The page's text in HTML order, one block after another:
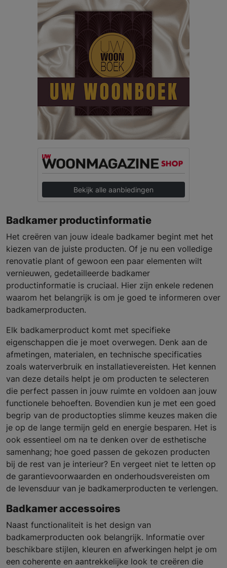
Bekijk alle aanbiedingen
Badkamer productinformatie
Het creëren van jouw ideale badkamer begint met het
kiezen van de juiste producten. Of je nu een volledige
renovatie plant of gewoon een paar elementen wilt
vernieuwen, gedetailleerde badkamer
productinformatie is cruciaal. Hier zijn enkele redenen
waarom het belangrijk is om je goed te informeren over
badkamerproducten.
Elk badkamerproduct komt met specifieke
eigenschappen die je moet overwegen. Denk aan de
afmetingen, materialen, en technische specificaties
zoals waterverbruik en installatievereisten. Het kennen
van deze details helpt je om producten te selecteren
die perfect passen in jouw ruimte en voldoen aan jouw
functionele behoeften. Bovendien kun je met een goed
begrip van de productopties slimme keuzes maken die
je op de lange termijn geld en energie besparen. Het is
ook essentieel om na te denken over de esthetische
samenhang; hoe goed passen de gekozen producten
bij de rest van je interieur? En vergeet niet te letten op
de garantievoorwaarden en onderhoudsvereisten om
de levensduur van je badkamerproducten te verlengen.
Badkamer accessoires
Naast functionaliteit is het design van
badkamerproducten ook belangrijk. Informatie over
beschikbare stijlen, kleuren en afwerkingen helpt je om
een coherente en aantrekkelijke look te creëren die